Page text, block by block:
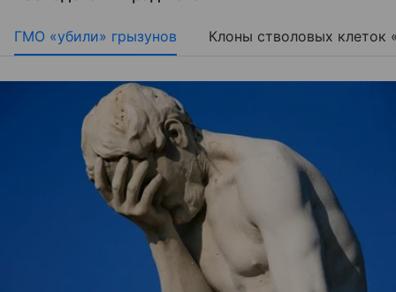
ГМО «убили» грызунов Клоны стволовых клеток